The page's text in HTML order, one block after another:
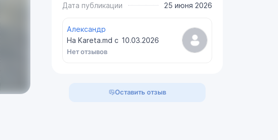
Дата публикации
25 июня 2026
Александр
На Kareta.md с 10.03.2026
Нет отзывов
Оставить отзыв